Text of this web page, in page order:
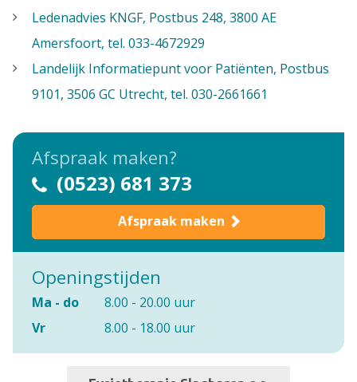
Ledenadvies KNGF, Postbus 248, 3800 AE
Amersfoort, tel. 033-4672929
Landelijk Informatiepunt voor Patiënten, Postbus
9101, 3506 GC Utrecht, tel. 030-2661661
Afspraak maken?
(0523) 681 373
Afspraak maken
Openingstijden
Ma - do
8.00 - 20.00 uur
Vr
8.00 - 18.00 uur